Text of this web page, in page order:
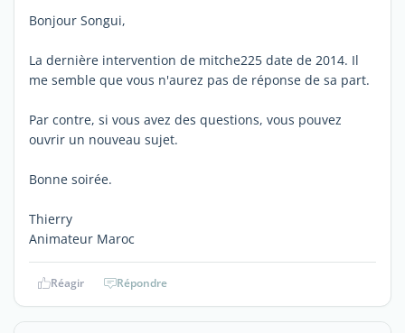
Bonjour Songui,
La dernière intervention de mitche225 date de 2014. Il
me semble que vous n'aurez pas de réponse de sa part.
Par contre, si vous avez des questions, vous pouvez
ouvrir un nouveau sujet.
Bonne soirée.
Thierry
Animateur Maroc
Réagir Répondre